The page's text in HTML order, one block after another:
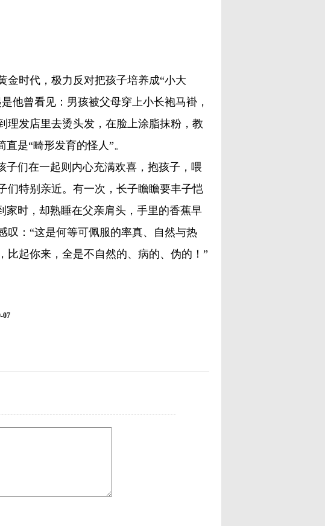
时代，极力反对把孩子培养成“小大
他曾看见：男孩被父母穿上小长袍马褂，
理发店里去烫头发，在脸上涂脂抹粉，教
是“畸形发育的怪人”。
们在一起则内心充满欢喜，抱孩子，喂
们特别亲近。有一次，长子瞻瞻要丰子恺
家时，却熟睡在父亲肩头，手里的香蕉早
叹：“这是何等可佩服的率真、自然与热
比起你来，全是不自然的、病的、伪的！”
07